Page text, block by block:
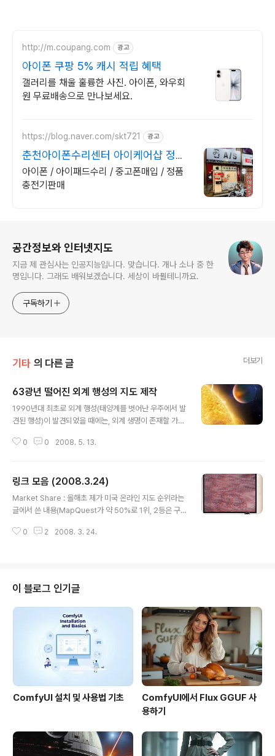
http://m.coupang.com 광고
아이폰 쿠팡 5% 캐시 적립 혜택
갤러리를 채울 훌륭한 사진. 아이폰, 와우회
원 무료배송으로 만나보세요.
https://blog.naver.com/skt721 광고
춘천아이폰수리센터 아이케어샵 정품
악세사리 판매
아이폰 / 아이패드수리 / 중고폰매입 / 정품
충전기판매
공간정보와 인터넷지도
지금 제 관심사는 인공지능입니다. 맞습니다. 개나 소나 중 한
명입니다. 그래도 배워보겠습니다. 세상이 바뀔테니까요.
구독하기
기타 의 다른 글 더보기
63광년 떨어진 외계 행성의 지도 제작
1990년대 최초로 외계 행성(태양계를 벗어난 우주에서 발
견된 행성)이 발견되었을 때에는, 외계 생명이 존재할 가능
2008년 2월 현재 외계 행성이 271개나 등록되어 있는 지
런데, 올해 3월, 지구로부터 63광년이나 떨어진 곳에 있는
HD 189733b라는 행성에서 메탄이 발견되었으며, 대기
속에 수증기가 포함된 것이 확인되었다고 하여 떠들썩 했
부는 생명의 존재 여부와 관련이 깊기 때문입니다만, 안타
0 0 2008. 5. 13.
링크 모음 (2008.3.24)
Market Share : 올해초 제가 미국 온라인 지도 순위라는
글에서 쓴 내용(MapQuest가 약 50%로 1위, 2등은 구
사에 따르면, 일반인용 GPS 마켓에서 Garmin이 56%를
ameras Map America for War”라는 글을 다시 볼 수
있습니다. 아래 그림은 그 당시 항공사진측량용 카메라라
고 합니다. Quantum GIS : 뚜와띠엔님께서 Open Sour
ce GIS의 하나인 QGIS를 써보고 간략히 정리한 글입니
다. 꽤 기능이 괜..
0 2 2008. 3. 24.
이 블로그 인기글
ComfyUI 설치 및 사용법 기초
ComfyUI에서 Flux GGUF 사
용하기